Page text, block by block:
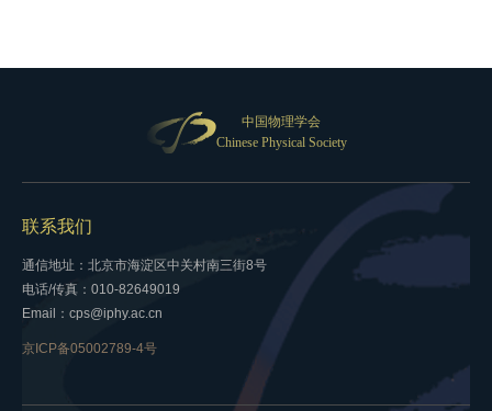
中国物理学会
Chinese Physical Society
联系我们
通信地址：北京市海淀区中关村南三街8号
电话/传真：010-82649019
Email：cps@iphy.ac.cn
京ICP备05002789-4号